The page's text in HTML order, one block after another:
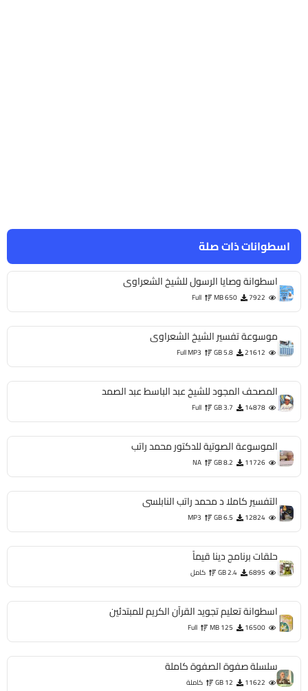
اسطوانات ذات صلة
اسطوانة وصايا الرسول للشيخ الشعراوى
7922
650 MB
Full
موسوعة تفسير الشيخ الشعراوى
21612
5.8 GB
Full MP3
المصحف المجود للشيخ عبد الباسط عبد الصمد
14878
3.7 GB
Full
الموسوعة الصوتية للدكتور محمد راتب
11726
8.2 GB
NA
التفسير كاملا د محمد راتب النابلسى
12824
6.5 GB
MP3
حلقات برنامج دينا قيماً
6895
2.4 GB كامل
اسطوانة تعليم تجويد القرآن الكريم للمبتدئين
16500
125 MB
Full
سلسلة صفوة الصفوة كاملة
11622
12 GB كاملة